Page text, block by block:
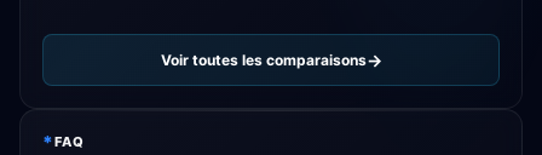
Voir toutes les comparaisons
*FAQ